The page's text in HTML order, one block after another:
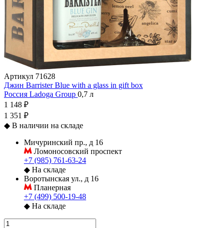
Артикул 71628
Джин Barrister Blue with a glass in gift box
Россия Ladoga Group 0,7 л
1 148 ₽
1 351 ₽
◆ В наличии на складе
Мичуринский пр., д 16
Ломоносовский проспект
+7 (985) 761-63-24
◆ На складе
Воротынская ул., д 16
Планерная
+7 (499) 500-19-48
◆ На складе